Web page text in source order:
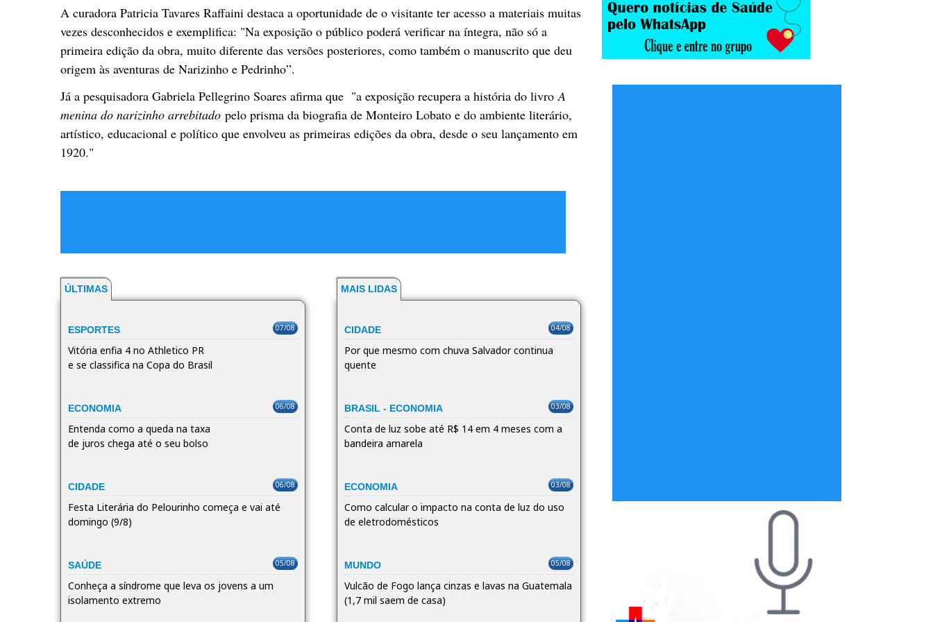
A curadora Patricia Tavares Raffaini destaca a oportunidade de o visitante ter acesso a materiais muitas
vezes desconhecidos e exemplifica: "Na exposição o público poderá verificar na íntegra, não só a
primeira edição da obra, muito diferente das versões posteriores, como também o manuscrito que deu
origem às aventuras de Narizinho e Pedrinho”.
Já a pesquisadora Gabriela Pellegrino Soares afirma que "a exposição recupera a história do livro A
menina do narizinho arrebitado pelo prisma da biografia de Monteiro Lobato e do ambiente literário,
artístico, educacional e político que envolveu as primeiras edições da obra, desde o seu lançamento em
1920."
ÚLTIMAS
ESPORTES 07/08
Vitória enfia 4 no Athletico PR
e se classifica na Copa do Brasil
ECONOMIA 06/08
Entenda como a queda na taxa
de juros chega até o seu bolso
CIDADE 06/08
Festa Literária do Pelourinho começa e vai até
domingo (9/8)
SAÚDE 05/08
Conheça a síndrome que leva os jovens a um
isolamento extremo
MAIS LIDAS
CIDADE 04/08
Por que mesmo com chuva Salvador continua
quente
BRASIL - ECONOMIA 03/08
Conta de luz sobe até R$ 14 em 4 meses com a
bandeira amarela
ECONOMIA 03/08
Como calcular o impacto na conta de luz do uso
de eletrodomésticos
MUNDO 05/08
Vulcão de Fogo lança cinzas e lavas na Guatemala
(1,7 mil saem de casa)